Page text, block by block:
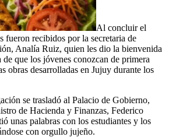
Al concluir el
fueron recibidos por la secretaria de
Analía Ruiz, quien les dio la bienvenida
que los jóvenes conozcan de primera
obras desarrolladas en Jujuy durante los
se trasladó al Palacio de Gobierno,
de Hacienda y Finanzas, Federico
unas palabras con los estudiantes y los
con orgullo jujeño.